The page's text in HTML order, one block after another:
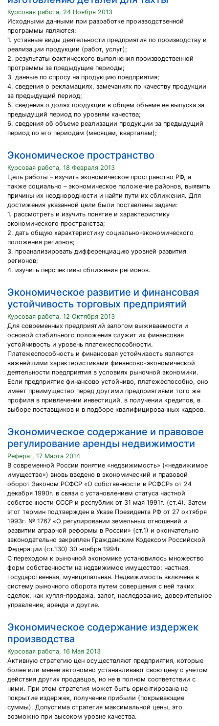
Курсовая работа, 24 Ноября 2013
Исходными данными при разработке производственной
программы являются:
1. уставные виды деятельности предприятия по производству и
реализации продукции (работ, услуг);
2. результаты фактического выполнения производственной
программы за предыдущие периоды;
3. данные по спросу на продукцию предприятия;
4. сведения о рекламациях, замечаниях по качеству продукции
за предыдущий период;
5. сведения о долях продукции в общем объеме ее выпуска за
предыдущий период по уровням качества;
6. сведения об объеме реализации продукции за предыдущий
период по его периодам (месяцам, кварталам);
Экономическое пространство
Курсовая работа, 18 Февраля 2013
Цель работы – изучить экономическое пространство РФ, а
также социально – экономическое положение районов, выявить
причины их неоднородности и найти пути их сближения. Для
достижения указанной цели были поставлены задачи:
1. рассмотреть и изучить понятие и характеристику
экономического пространства;
2. дать общую характеристику социально-экономического
положения регионов;
3. проанализировать дифференциацию уровней развития
регионов;
4. изучить перспективы сближения регионов.
Экономическое развитие и финансовая
устойчивость торговых предприятий
Курсовая работа, 12 Октября 2013
Для современных предприятий залогом выживаемости и
основой стабильного положения служит их финансовая
устойчивость и уровень платежеспособности.
Платежеспособность и финансовая устойчивость являются
важнейшими характеристиками финансово-экономической
деятельности предприятия в условиях рыночной экономики.
Если предприятие финансово устойчиво, платежеспособно, оно
имеет преимущество перед другими предприятиями того же
профиля в привлечении инвестиций, в получении кредитов, в
выборе поставщиков и в подборе квалифицированных кадров.
Экономическое содержание и правовое
регулирование аренды недвижимости
Реферат, 17 Марта 2014
В современной России понятие «недвижимость» («недвижимое
имущество») вновь введено в экономический и правовой
оборот Законом РСФСР «О собственности в РСФСР» от 24
декабря 1990г. в связи с установлением статуса частной
собственности СССР и республик от 31 мая 1991г. (ст.4). Затем
этот термин подтвержден в Указе Президента РФ от 27 октября
1993г. № 1767 «О регулировании земельных отношений и
развитии аграрной реформы в России» (ст.1) и окончательно
законодательно закреплен Гражданским Кодексом Российской
Федерации (ст.130) 30 ноября 1994г.
С переходом к рыночной экономике установилось множество
форм собственности на недвижимое имущество: частная,
государственная, муниципальная. Недвижимость включена в
систему рыночного оборота путем совершения с ней таких
сделок, как купля-продажа, залог, наследование, доверительное
управление, аренда и другие.
Экономическое содержание издержек
производства
Курсовая работа, 16 Мая 2013
Активную стратегию цен осуществляют предприятия, которые
более или менее автономно устанавливают свою цену с учетом
действия других продавцов, но не в полном соответствии с
ними. При этом стратегия может быть ориентирована на
покрытие издержек, получение прибыли (покрывающие
суммы). Допустима стратегия максимальной цены, это
возможно при высоком уровне качества.